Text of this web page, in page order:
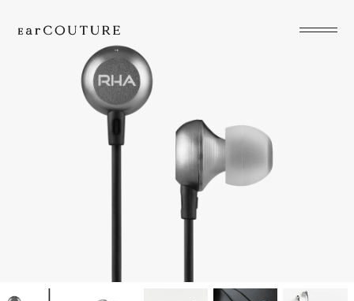
EarPhone
HeadPhone
Player
Accessory
EarPiece